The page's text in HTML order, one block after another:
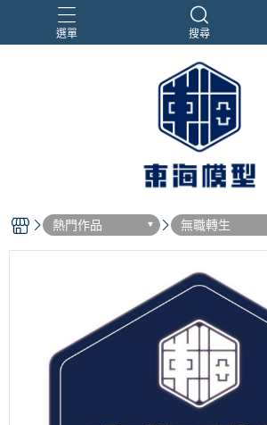
選單 搜尋
合金車
閃電霹靂車
電子雞/塔麻可吉/塔麻歌子
熱門作品 無職轉生